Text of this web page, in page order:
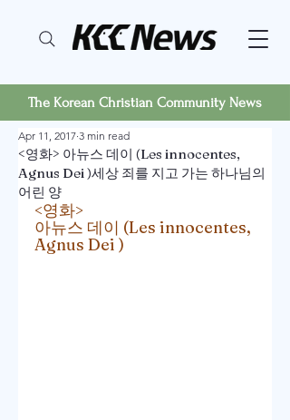
The Korean Christian Community News
<영화> 아뉴스 데이 (Les innocentes,
Agnus Dei )세상 죄를 지고 가는 하나님의
어린 양
Apr 11, 2017 3 min read
<영화>
아뉴스 데이 (Les innocentes,
Agnus Dei )